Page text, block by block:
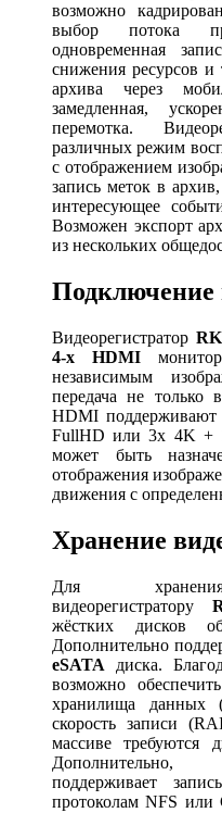
возможно
выбор потока
одновременная
снижения ресурсов и
архива через
замедленная,
перемотка.
различных режим
с отображением
запись меток в
интересующее
Возможен экспорт
из нескольких
Подключение
Видеорегистратор
4-х HDMI
независимым
передача не только
HDMI
FullHD или 3x 4K +
может быть
отображения
движения с
Хранение
Для
видеорегистратору
жёстких дисков
Дополнительно
eSATA диска.
возможно
хранилища
скорость записи
массиве
Дополнительно,
поддерживает
протоколам NFS или